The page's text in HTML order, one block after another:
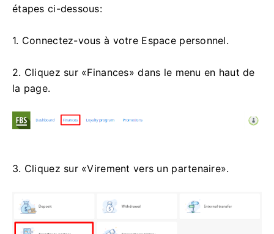
étapes ci-dessous:
1. Connectez-vous à votre Espace personnel.
2. Cliquez sur «Finances» dans le menu en haut de
la page.
3. Cliquez sur «Virement vers un partenaire».